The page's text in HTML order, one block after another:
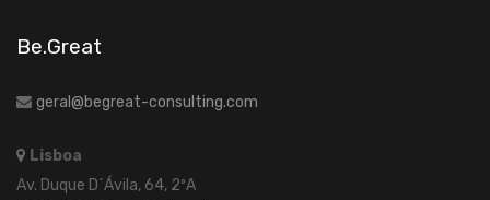
Be.Great
geral@begreat-consulting.com
Lisboa
Av. Duque D´Ávila, 64, 2ºA